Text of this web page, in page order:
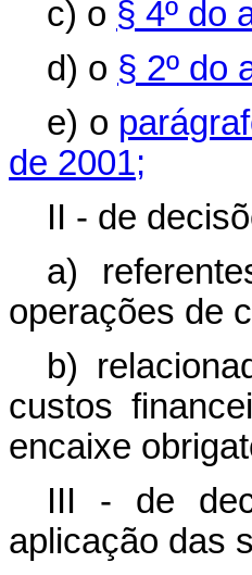
c) o § 4º do
d) o § 2º do
e) o
de 2001;
II - de
a)
operações de
b)
custos
encaixe
III - de
aplicação das